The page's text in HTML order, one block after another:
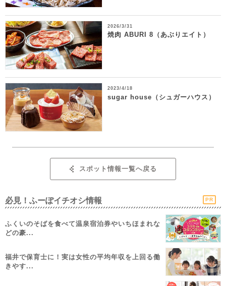
2026/3/31
焼肉 ABURI 8（あぶりエイト）
2023/4/18
sugar house（シュガーハウス）
スポット情報一覧へ戻る
必見！ふーぽイチオシ情報 PR
ふくいのそばを食べて温泉宿泊券やいちほまれな
どの豪...
福井で保育士に！実は女性の平均年収を上回る働
きやす...